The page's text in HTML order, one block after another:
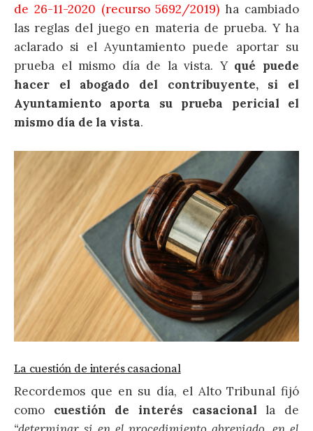
de 26-11-2020 (recurso 5692/2019) ha cambiado
las reglas del juego en materia de prueba. Y ha
aclarado si el Ayuntamiento puede aportar su
prueba el mismo día de la vista. Y qué puede
hacer el abogado del contribuyente, si el
Ayuntamiento aporta su prueba pericial el
mismo día de la vista.
La cuestión de interés casacional
Recordemos que en su día, el Alto Tribunal fijó
como cuestión de interés casacional la de